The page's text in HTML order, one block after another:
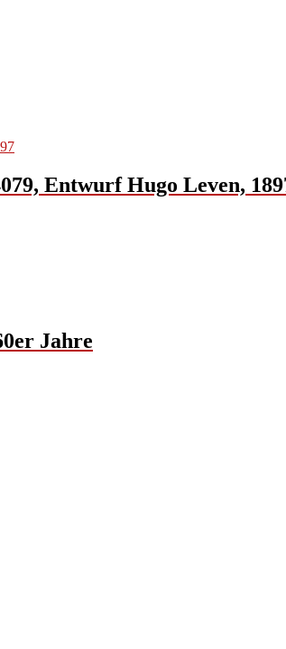
Entwurf Hugo Leven,
Jahre